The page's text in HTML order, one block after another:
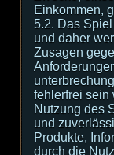
Einkommen,
5.2. Das Spiel
und daher
Zusagen
fehlerfrei sein
Nutzung des
und
Produkte,
durch die